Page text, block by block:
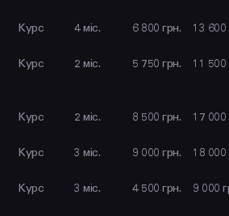
Курс 4 міс. 6 800 грн. 13 600
Курс 2 міс. 5 750 грн. 11 500
Курс 2 міс. 8 500 грн. 17 000
Курс 3 міс. 9 000 грн. 18 000
Курс 3 міс. 4 500 грн. 9 000